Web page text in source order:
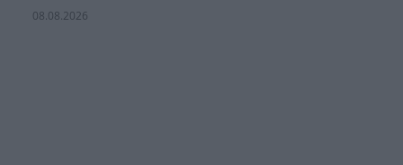
08.08.2026